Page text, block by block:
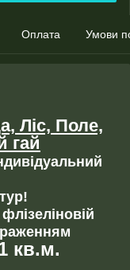
Оплата Умови
Ліс, Поле,
гай
кв.м.